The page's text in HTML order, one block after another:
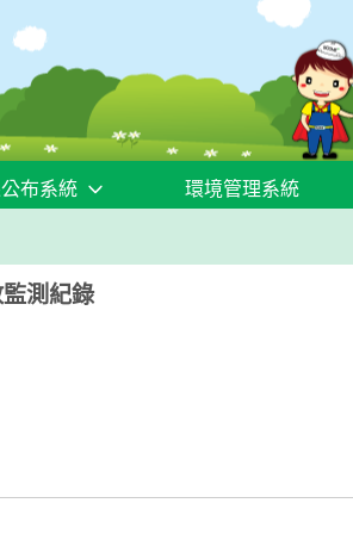
布系統 環境管理系統
測紀錄